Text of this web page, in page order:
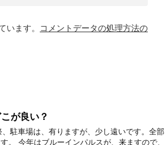
います。
コメントデータの処理方法の
が良い？
駐車場は、有りますが、少し遠いです。全部
。 今年はブルーインパルスが、来ますので、